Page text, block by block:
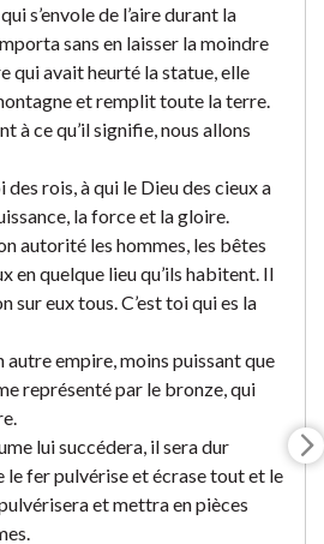
s’envole de l’aire durant la
sans en laisser la moindre
qui avait heurté la statue, elle
et remplit toute la terre.
à ce qu’il signifie, nous allons
des rois, à qui le Dieu des cieux a
la force et la gloire.
autorité les hommes, les bêtes
en quelque lieu qu’ils habitent. Il
sur eux tous. C’est toi qui es la
autre empire, moins puissant que
représenté par le bronze, qui
lui succédera, il sera dur
le fer pulvérise et écrase tout et le
et mettra en pièces